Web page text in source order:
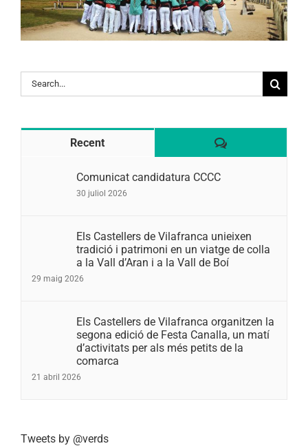
Search
for:
Recent Comentaris
Comunicat candidatura CCCC
30 juliol 2026
Els Castellers de Vilafranca unieixen
tradició i patrimoni en un viatge de colla
a la Vall d’Aran i a la Vall de Boí
29 maig 2026
Els Castellers de Vilafranca organitzen la
segona edició de Festa Canalla, un matí
d’activitats per als més petits de la
comarca
21 abril 2026
Tweets by @verds